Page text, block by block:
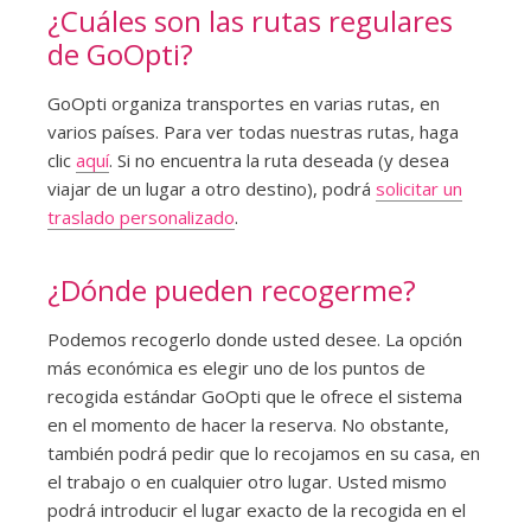
¿Cuáles son las rutas regulares
de GoOpti?
GoOpti organiza transportes en varias rutas, en
varios países. Para ver todas nuestras rutas, haga
clic aquí. Si no encuentra la ruta deseada (y desea
viajar de un lugar a otro destino), podrá solicitar un
traslado personalizado.
¿Dónde pueden recogerme?
Podemos recogerlo donde usted desee. La opción
más económica es elegir uno de los puntos de
recogida estándar GoOpti que le ofrece el sistema
en el momento de hacer la reserva. No obstante,
también podrá pedir que lo recojamos en su casa, en
el trabajo o en cualquier otro lugar. Usted mismo
podrá introducir el lugar exacto de la recogida en el